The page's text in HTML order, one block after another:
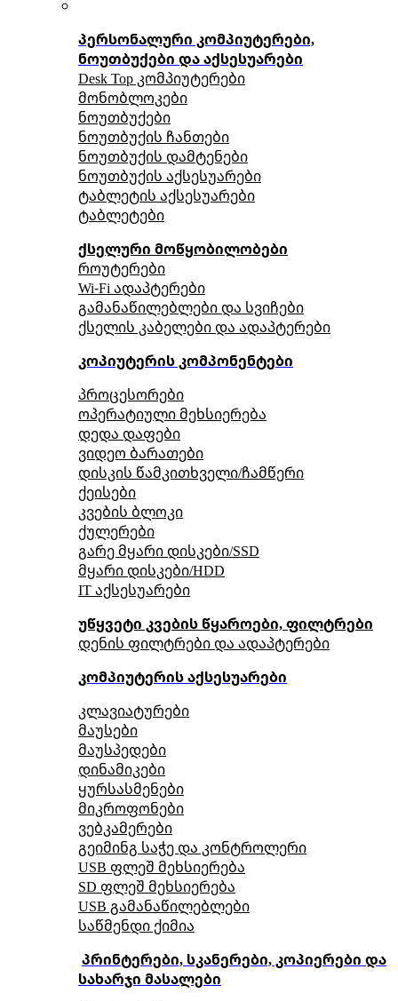
პერსონალური კომპიუტერები,
ნოუთბუქები და აქსესუარები
Desk Top კომპიუტერები
მონობლოკები
ნოუთბუქები
ნოუთბუქის ჩანთები
ნოუთბუქის დამტენები
ნოუთბუქის აქსესუარები
ტაბლეტის აქსესუარები
ტაბლეტები
ქსელური მოწყობილობები
როუტერები
Wi-Fi ადაპტერები
გამანაწილებლები და სვიჩები
ქსელის კაბელები და ადაპტერები
კოპიუტერის კომპონენტები
პროცესორები
ოპერატიული მეხსიერება
დედა დაფები
ვიდეო ბარათები
დისკის წამკითხველი/ჩამწერი
ქეისები
კვების ბლოკი
ქულერები
გარე მყარი დისკები/SSD
მყარი დისკები/HDD
IT აქსესუარები
უწყვეტი კვების წყაროები, ფილტრები
დენის ფილტრები და ადაპტერები
კომპიუტერის აქსესუარები
კლავიატურები
მაუსები
მაუსპედები
დინამიკები
ყურსასმენები
მიკროფონები
ვებკამერები
გეიმინგ საჭე და კონტროლერი
USB ფლეშ მეხსიერება
SD ფლეშ მეხსიერება
USB გამანაწილებლები
საწმენდი ქიმია
პრინტერები, სკანერები, კოპიერები და
სახარჯი მასალები